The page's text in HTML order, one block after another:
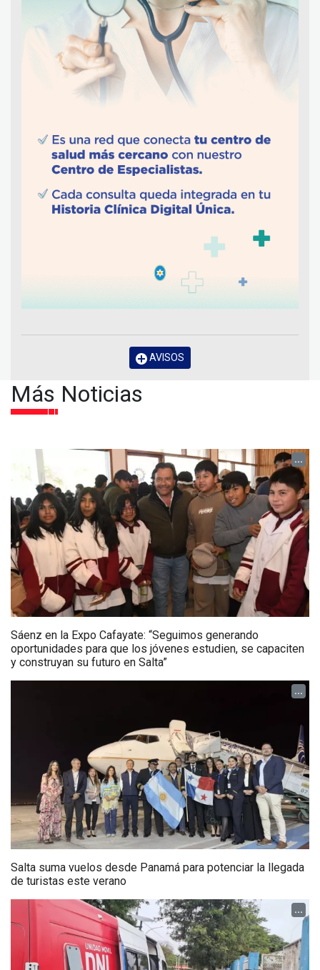
AVISOS
Más Noticias
...
Sáenz en la Expo Cafayate: “Seguimos generando
oportunidades para que los jóvenes estudien, se capaciten
y construyan su futuro en Salta”
...
Salta suma vuelos desde Panamá para potenciar la llegada
de turistas este verano
...